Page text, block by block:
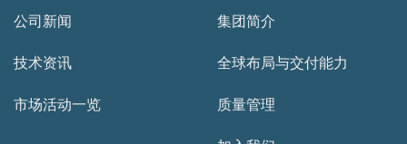
公司新闻
技术资讯
市场活动一览
集团简介
全球布局与交付能力
质量管理